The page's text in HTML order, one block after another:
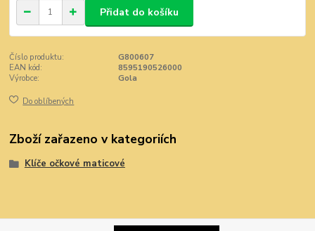
Přidat do košíku
Číslo produktu:
G800607
EAN kód:
8595190526000
Výrobce:
Gola
Do oblíbených
Zboží zařazeno v kategoriích
Klíče očkové maticové